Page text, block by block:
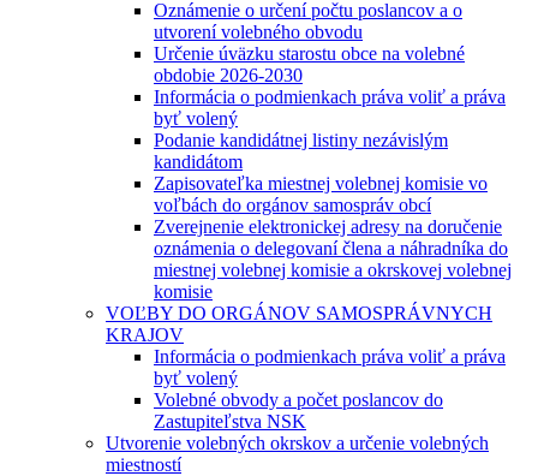
Oznámenie o určení počtu poslancov a o
utvorení volebného obvodu
Určenie úväzku starostu obce na volebné
obdobie 2026-2030
Informácia o podmienkach práva voliť a práva
byť volený
Podanie kandidátnej listiny nezávislým
kandidátom
Zapisovateľka miestnej volebnej komisie vo
voľbách do orgánov samospráv obcí
Zverejnenie elektronickej adresy na doručenie
oznámenia o delegovaní člena a náhradníka do
miestnej volebnej komisie a okrskovej volebnej
komisie
VOĽBY DO ORGÁNOV SAMOSPRÁVNYCH
KRAJOV
Informácia o podmienkach práva voliť a práva
byť volený
Volebné obvody a počet poslancov do
Zastupiteľstva NSK
Utvorenie volebných okrskov a určenie volebných
miestností